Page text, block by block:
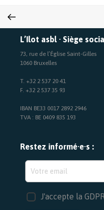
L’Ilot asbl · Siège
73, rue de l’Église Saint-Gilles
1060 Bruxelles
T. +32 2 537 20 41
F. +32 2 537 35 93
IBAN BE33 0017 2892 2946
TVA : BE 0409 835 193
Restez informé·e·s :
J'accepte la